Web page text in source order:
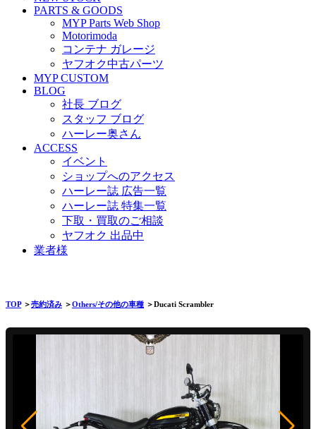
PARTS & GOODS
MYP Parts Web Shop
Motorimoda
コンテナ ガレージ
ヤフオク中古パーツ
MYP CUSTOM
BLOG
社長 ブログ
スタッフ ブログ
ハーレー奥さん
ACCESS
イベント
ショップへのアクセス
ハーレー誌 広告一覧
ハーレー誌 特集一覧
下取・買取のご相談
ヤフオク 出品中
業者様
TOP＞売約済み ＞Others/その他の車種 ＞Ducati Scrambler